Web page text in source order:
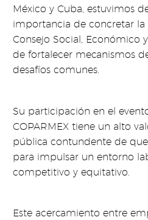
México y Cuba, estuvimos
importancia de concretar la
Consejo Social, Económico
de fortalecer mecanismos
desafíos comunes.
Su participación en el
COPARMEX tiene un alto
pública contundente de
para impulsar un entorno
competitivo y equitativo.
Este acercamiento entre